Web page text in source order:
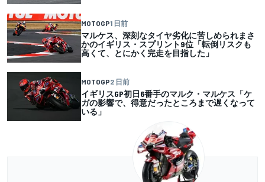
MOTOGP1 日前
マルケス、深刻なタイヤ劣化に苦しめられまさ
かのイギリス・スプリント9位「転倒リスクも
高くて、とにかく完走を目指した」
MOTOGP2 日前
イギリスGP初日6番手のマルク・マルケス「ケ
ガの影響で、得意だったところまで遅くなって
いる」